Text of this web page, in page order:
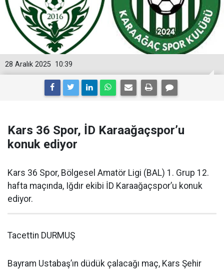
10:39
28 Aralık 2025
Kars 36 Spor, İD Karaağaçspor’u
konuk ediyor
Kars 36 Spor, Bölgesel Amatör Ligi (BAL) 1. Grup 12.
hafta maçında, Iğdır ekibi İD Karaağaçspor’u konuk
ediyor.
Tacettin DURMUŞ
Bayram Ustabaş’ın düdük çalacağı maç, Kars Şehir